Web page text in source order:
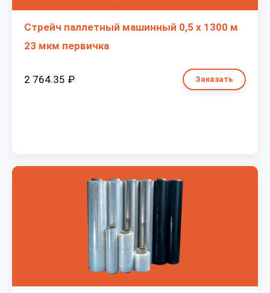
Стрейч паллетный машинный 0,5 х 1300 м
23 мкм первичка
2 764.35 ₽ Заказать